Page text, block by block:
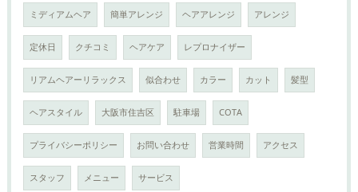
ミディアムヘア 簡単アレンジ ヘアアレンジ アレンジ
定休日 クチコミ ヘアケア レプロナイザー
リアムヘアーリラックス 似合わせ カラー カット 髪型
ヘアスタイル 大阪市住吉区 駐車場 COTA
プライバシーポリシー お問い合わせ 営業時間 アクセス
スタッフ メニュー サービス